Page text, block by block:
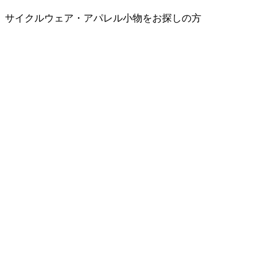
サイクルウェア・アパレル小物をお探しの方